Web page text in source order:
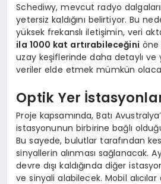
Schediwy, mevcut radyo
yetersiz kaldığını belirtiyor. Bu
yüksek frekanslı iletişimin, veri
ila 1000 kat artırabileceğini öne
uzay keşiflerinde daha detaylı ve
veriler elde etmek mümkün
Optik Yer
Proje kapsamında, Batı
istasyonunun birbirine bağlı
Bu sayede, bulutlar tarafından
sinyallerin alınması sağlanacak.
devre dışı kaldığında diğer
ve sinyali alabilecek. Mobil alıcılar